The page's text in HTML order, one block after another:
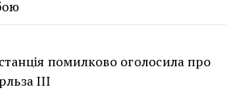
помилково оголосила про
III